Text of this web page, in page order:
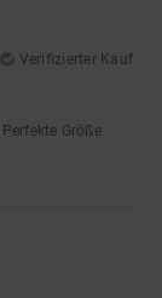
Verifizierter Kauf
Perfekte Größe